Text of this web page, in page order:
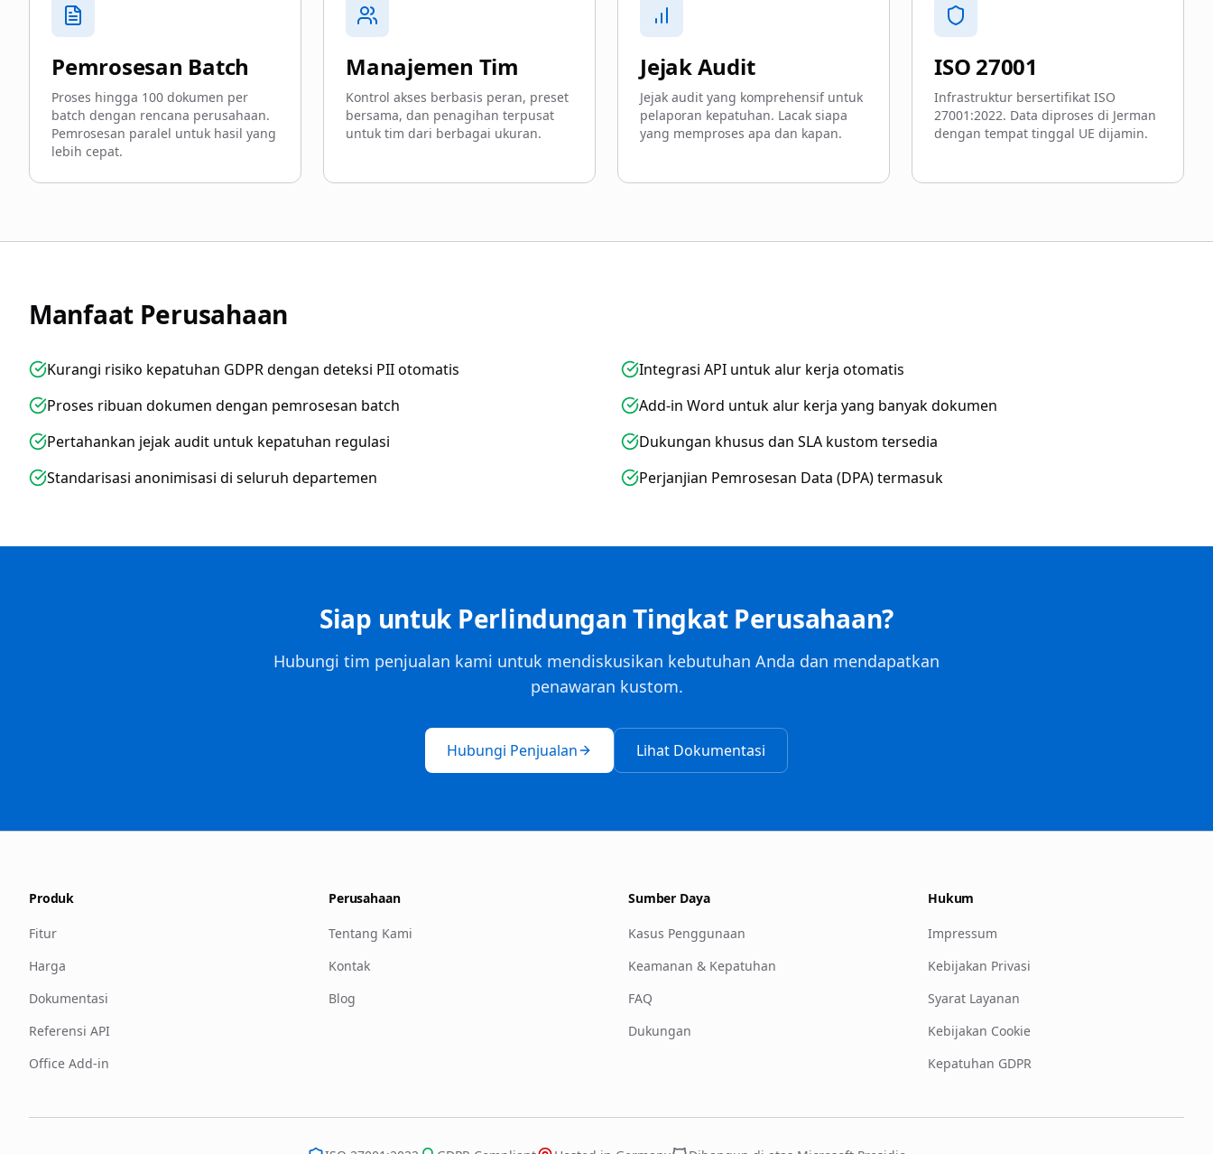
Pemrosesan Batch
Proses hingga 100 dokumen per
batch dengan rencana perusahaan.
Pemrosesan paralel untuk hasil yang
lebih cepat.
Manajemen Tim
Kontrol akses berbasis peran, preset
bersama, dan penagihan terpusat
untuk tim dari berbagai ukuran.
Jejak Audit
Jejak audit yang komprehensif untuk
pelaporan kepatuhan. Lacak siapa
yang memproses apa dan kapan.
ISO 27001
Infrastruktur bersertifikat ISO
27001:2022. Data diproses di Jerman
dengan tempat tinggal UE dijamin.
Manfaat Perusahaan
Kurangi risiko kepatuhan GDPR dengan deteksi PII otomatis
Proses ribuan dokumen dengan pemrosesan batch
Pertahankan jejak audit untuk kepatuhan regulasi
Standarisasi anonimisasi di seluruh departemen
Integrasi API untuk alur kerja otomatis
Add-in Word untuk alur kerja yang banyak dokumen
Dukungan khusus dan SLA kustom tersedia
Perjanjian Pemrosesan Data (DPA) termasuk
Siap untuk Perlindungan Tingkat Perusahaan?
Hubungi tim penjualan kami untuk mendiskusikan kebutuhan Anda dan mendapatkan
penawaran kustom.
Hubungi Penjualan Lihat Dokumentasi
Produk
Fitur
Harga
Dokumentasi
Referensi API
Office Add-in
Perusahaan
Tentang Kami
Kontak
Blog
Sumber Daya
Kasus Penggunaan
Keamanan & Kepatuhan
FAQ
Dukungan
Hukum
Impressum
Kebijakan Privasi
Syarat Layanan
Kebijakan Cookie
Kepatuhan GDPR